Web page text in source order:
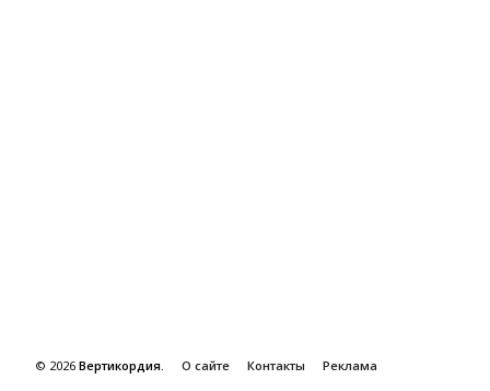
© 2026 Вертикордия. О сайте Контакты Реклама